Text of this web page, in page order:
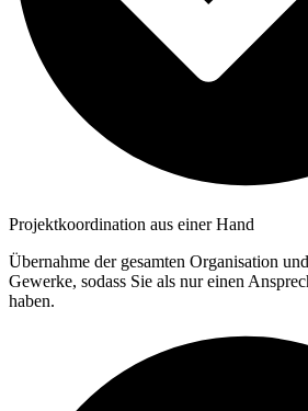
Projektkoordination aus einer Hand
Übernahme der gesamten Organisation
Gewerke, sodass Sie als nur einen
haben.